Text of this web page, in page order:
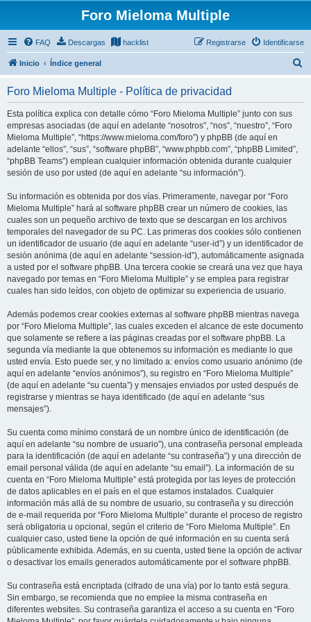
Foro Mieloma Multiple
FAQ Descargas hacklist Identificarse
Registrarse
Inicio Índice general
Foro Mieloma Multiple - Política de privacidad
Esta política explica con detalle cómo “Foro Mieloma Multiple” junto con sus
empresas asociadas (de aquí en adelante “nosotros”, “nos”, “nuestro”, “Foro
Mieloma Multiple”, “https://www.mieloma.com/foro”) y phpBB (de aquí en
adelante “ellos”, “sus”, “software phpBB”, “www.phpbb.com”, “phpBB Limited”,
“phpBB Teams”) emplean cualquier información obtenida durante cualquier
sesión de uso por usted (de aquí en adelante “su información”).
Su información es obtenida por dos vías. Primeramente, navegar por “Foro
Mieloma Multiple” hará al software phpBB crear un número de cookies, las
cuales son un pequeño archivo de texto que se descargan en los archivos
temporales del navegador de su PC. Las primeras dos cookies sólo contienen
un identificador de usuario (de aquí en adelante “user-id”) y un identificador de
sesión anónima (de aquí en adelante “session-id”), automáticamente asignada
a usted por el software phpBB. Una tercera cookie se creará una vez que haya
navegado por temas en “Foro Mieloma Multiple” y se emplea para registrar
cuales han sido leídos, con objeto de optimizar su experiencia de usuario.
Además podemos crear cookies externas al software phpBB mientras navega
por “Foro Mieloma Multiple”, las cuales exceden el alcance de este documento
que solamente se refiere a las páginas creadas por el software phpBB. La
segunda vía mediante la que obtenemos su información es mediante lo que
usted envía. Esto puede ser, y no limitado a: envíos como usuario anónimo (de
aquí en adelante “envíos anónimos”), su registro en “Foro Mieloma Multiple”
(de aquí en adelante “su cuenta”) y mensajes enviados por usted después de
registrarse y mientras se haya identificado (de aquí en adelante “sus
mensajes”).
Su cuenta como mínimo constará de un nombre único de identificación (de
aquí en adelante “su nombre de usuario”), una contraseña personal empleada
para la identificación (de aquí en adelante “su contraseña”) y una dirección de
email personal válida (de aquí en adelante “su email”). La información de su
cuenta en “Foro Mieloma Multiple” está protegida por las leyes de protección
de datos aplicables en el país en el que estamos instalados. Cualquier
información más allá de su nombre de usuario, su contraseña y su dirección
de e-mail requerida por “Foro Mieloma Multiple” durante el proceso de registro
será obligatoria u opcional, según el criterio de “Foro Mieloma Multiple”. En
cualquier caso, usted tiene la opción de qué información en su cuenta será
públicamente exhibida. Además, en su cuenta, usted tiene la opción de activar
o desactivar los emails generados automáticamente por el software phpBB.
Su contraseña está encriptada (cifrado de una vía) por lo tanto está segura.
Sin embargo, se recomienda que no emplee la misma contraseña en
diferentes websites. Su contraseña garantiza el acceso a su cuenta en “Foro